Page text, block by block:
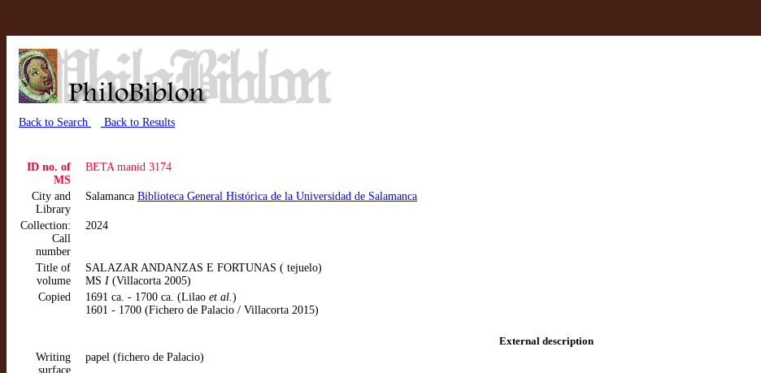
Back to Search Back to Results
ID no. of
MS
BETA manid 3174
City and
Library
Salamanca Biblioteca General Histórica de la Universidad de Salamanca
Collection:
Call
number
2024
Title of
volume
SALAZAR ANDANZAS E FORTUNAS ( tejuelo)
MS I (Villacorta 2005)
Copied
1691 ca. - 1700 ca. (Lilao et al.)
1601 - 1700 (Fichero de Palacio / Villacorta 2015)
External description
Writing
surface
papel (fichero de Palacio)